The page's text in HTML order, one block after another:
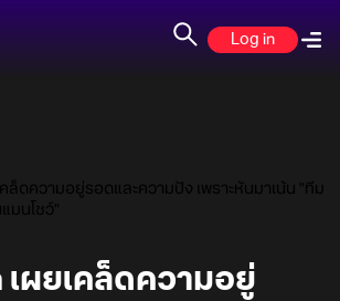
Log in
ล็ดความอยู่รอดและความปัง เพราะหันมาเน้น "ทีม
มนโชว์"
เผยเคล็ดความอยู่